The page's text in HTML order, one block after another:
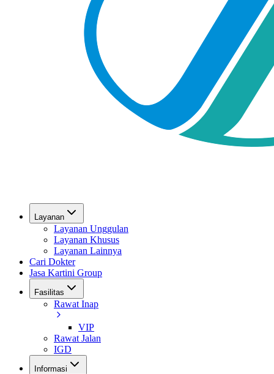
Layanan
Layanan Unggulan
Layanan Khusus
Layanan Lainnya
Cari Dokter
Jasa Kartini Group
Fasilitas
Rawat Inap
VIP
Rawat Jalan
IGD
Informasi